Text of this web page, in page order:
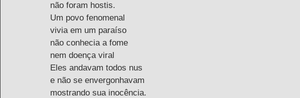
não foram hostis.
Um povo fenomenal
vivia em um paraíso
não conhecia a fome
nem doença viral
Eles andavam todos nus
e não se envergonhavam
mostrando sua inocência.